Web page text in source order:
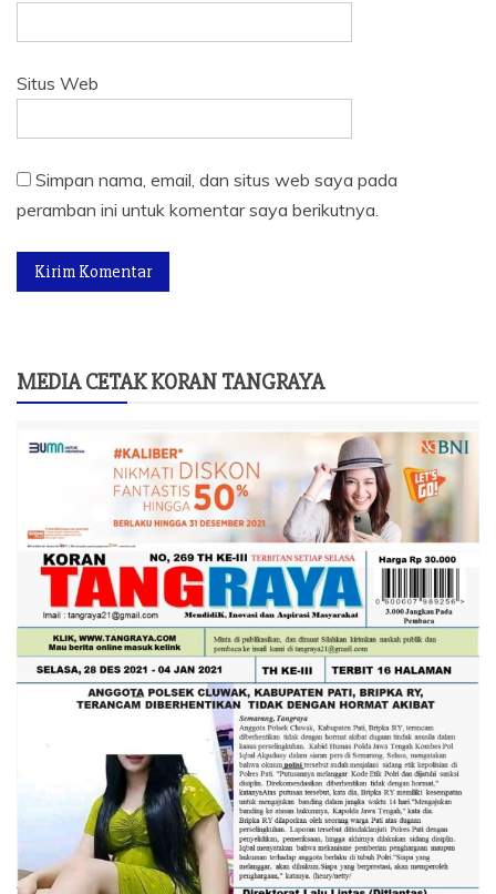
Situs Web
Simpan nama, email, dan situs web saya pada
peramban ini untuk komentar saya berikutnya.
MEDIA CETAK KORAN TANGRAYA